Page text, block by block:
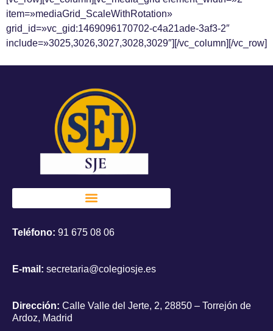
item=»mediaGrid_ScaleWithRotation»
grid_id=»vc_gid:1469096170702-c4a21ade-3af3-2″
include=»3025,3026,3027,3028,3029″][/vc_column][/vc_row]
Teléfono: 91 675 08 06
E-mail: secretaria@colegiosje.es
Dirección: Calle Valle del Jerte, 2, 28850 – Torrejón de
Ardoz, Madrid